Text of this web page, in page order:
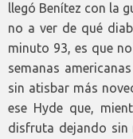
llegó Benítez con la
no a ver de qué
minuto 93, es que
semanas
sin atisbar más
ese Hyde que,
disfruta dejando sin